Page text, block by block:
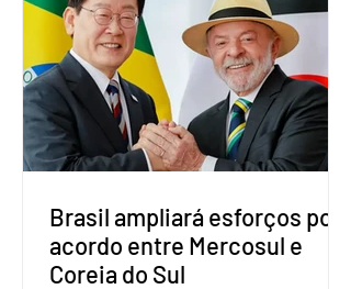
vice-presidente. A convenção contou
com a presença do presidente nacional
do partido, Eduardo Ribeiro, e do
senador Eduardo Girão, filiado ao Novo
desde fevereiro de 2023. Formado em
administração de empresas pela
Fundaç
Brasil ampliará esforços por
acordo entre Mercosul e
Coreia do Sul